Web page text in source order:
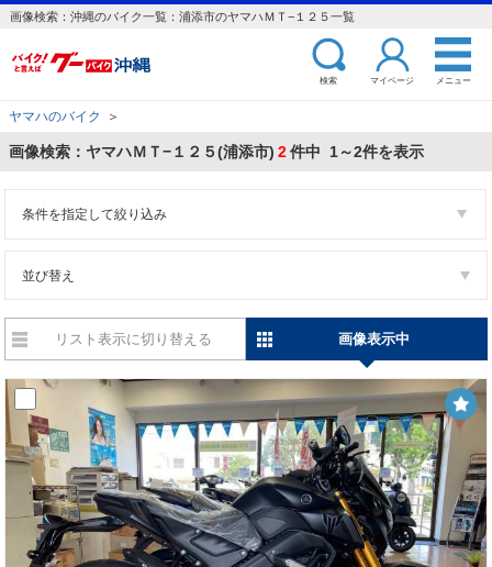
画像検索：沖縄のバイク一覧：浦添市のヤマハＭＴ−１２５一覧
検索 マイページ メニュー
ヤマハのバイク ＞
画像検索：ヤマハＭＴ−１２５(浦添市) 2件中 1～2件を表示
条件を指定して絞り込み
並び替え
リスト表示に切り替える 画像表示中